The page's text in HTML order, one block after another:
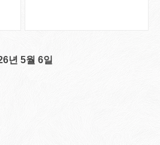
년 5월 6일